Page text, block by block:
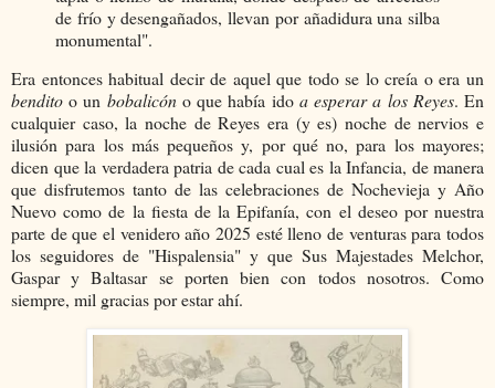
de frío y desengañados, llevan por añadidura una silba
monumental".
Era entonces habitual decir de aquel que todo se lo creía o era un
bendito o un bobalicóno que había ido a esperar a los Reyes. En
cualquier caso, la noche de Reyes era (y es) noche de nervios e
ilusión para los más pequeños y, por qué no, para los mayores;
dicen que la verdadera patria de cada cual es la Infancia, de manera
que disfrutemos tanto de las celebraciones de Nochevieja y Año
Nuevo como de la fiesta de la Epifanía, con el deseo por nuestra
parte de que el venidero año 2025 esté lleno de venturas para todos
los seguidores de "Hispalensia" y que Sus Majestades Melchor,
Gaspar y Baltasar se porten bien con todos nosotros. Como
siempre, mil gracias por estar ahí.